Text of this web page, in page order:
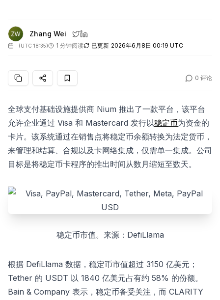
Zhang Wei
(UTC 18:35) 1 分钟阅读 已更新 2026年6月8日 00:19 UTC
0 评论
全球支付基础设施提供商 Nium 推出了一款平台，该平台
允许企业通过 Visa 和 Mastercard 发行以稳定币为资金的
卡片。该系统通过在销售点将稳定币余额转换为法定货币，
来管理和结算、合规以及卡网络集成，仅需单一集成。公司
目标是将稳定币卡程序的推出时间从数月缩短至数天。
稳定币市值。来源：DefiLlama
根据 DefiLlama 数据，稳定币市值超过 3150 亿美元；
Tether 的 USDT 以 1840 亿美元占有约 58% 的份额。
Bain & Company 表示，稳定币备受关注，而 CLARITY